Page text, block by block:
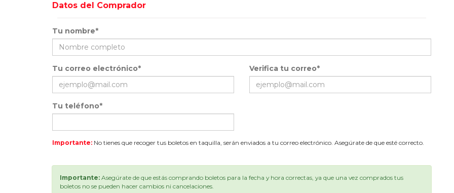
Datos del Comprador
Tu nombre*
Tu correo electrónico* Verifica tu correo*
Tu teléfono*
Importante: No tienes que recoger tus boletos en taquilla, serán enviados a tu correo electrónico. Asegúrate de que esté correcto.
Importante: Asegúrate de que estás comprando boletos para la fecha y hora correctas, ya que una vez comprados tus
boletos no se pueden hacer cambios ni cancelaciones.